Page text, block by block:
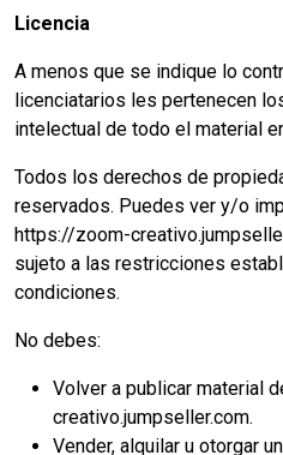
Licencia
A menos que se indique lo
licenciatarios les pertenecen
intelectual de todo el material
Todos los derechos de
reservados. Puedes ver y/o
https://zoom-
sujeto a las restricciones
condiciones.
No debes:
Volver a publicar material
creativo.jumpseller.com.
Vender, alquilar u otorgar